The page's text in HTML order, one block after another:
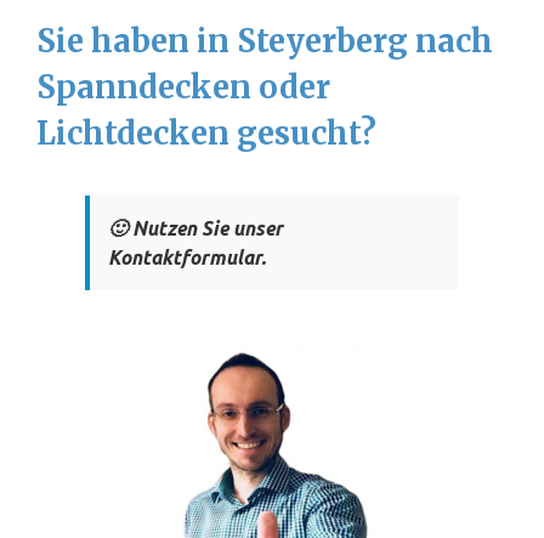
Sie haben in Steyerberg nach
Spanndecken oder
Lichtdecken gesucht?
🙂 Nutzen Sie unser
Kontaktformular.